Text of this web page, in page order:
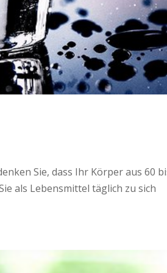
Sie, dass Ihr Körper aus 60
als Lebensmittel täglich zu sich